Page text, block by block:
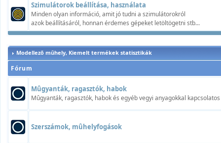
Szimulátorok beállítása, használata
Minden olyan információ, amit jó tudni a szimulátorokról
azok beállításáról, honnan érdemes gépeket letöltögetni stb...
Modellezõ mûhely, Kiemelt termékek statisztikák
Fórum
Mûgyanták, ragasztók, habok
Mûgyanták, ragasztók, habok és egyéb vegyi anyagokkal
Szerszámok, mûhelyfogások